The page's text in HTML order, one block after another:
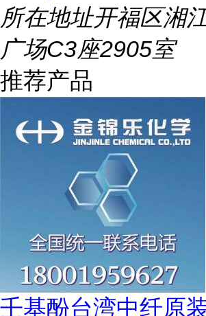
所在地址开福区湘
广场C3座2905室
推荐产品
壬基酚台湾中纤原